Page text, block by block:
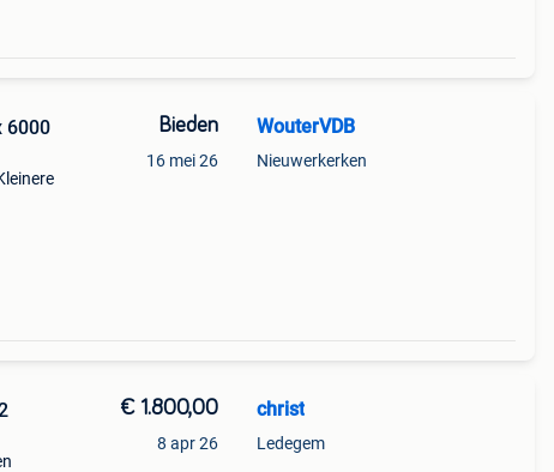
6000
Bieden
16 mei 26
WouterVDB
Nieuwerkerken
€ 1.800,00
8 apr 26
christ
Ledegem